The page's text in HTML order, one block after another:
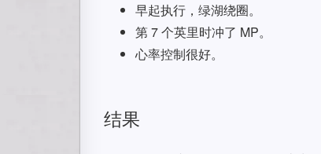
早起执行，绿湖绕圈。
第 7 个英里时冲了 MP。
心率控制很好。
结果